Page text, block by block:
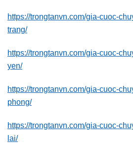
https://trongtanvn.com/gia-cuoc-
trang/
https://trongtanvn.com/gia-cuoc-
yen/
https://trongtanvn.com/gia-cuoc-
phong/
https://trongtanvn.com/gia-cuoc-
lai/